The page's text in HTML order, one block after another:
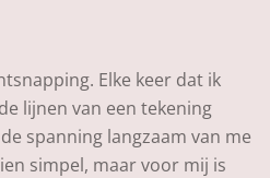
Elke keer dat ik
lijnen van een tekening
spanning langzaam van me
simpel, maar voor mij is